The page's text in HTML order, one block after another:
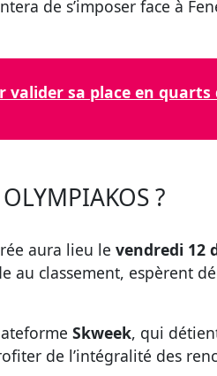
de s’imposer face à
sa place en quarts
?
aura lieu le vendredi 12
classement, espèrent
Skweek, qui
de l’intégralité des